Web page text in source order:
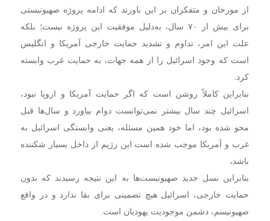
از مورخان و متفکران بر این باورند که ادامه پروژه صهیونیستی
برای بیش از ۷۰ سال، به‌دلیل موفقیت این پروژه نیست؛ بلکه
علت این امر، تداوم و تشدید حمایت خارجی آمریکا و انگلیس
است که وجود اسرائیل را از همه جهات، به حمایت غرب وابسته
کرد.
بنابراین کاملاً روشن است که اگر حمایت آمریکا و اروپا نبود،
اسرائیل چند سال بیشتر نمی‌توانست دوام بیاورد و سال‌ها قبل
محو شده بود، اما خود همین مسئله، یعنی وابستگی اسرائیل به
غرب و آمریکا موجب شده است این رژیم از داخل بسیار شکننده
باشد،
بنابراین نسل جدید صهیونیست‌ها به این نتیجه رسیدند که بدون
حمایت خارجی، اسرائیل هیچ تضمینی برای بقا ندارد و در واقع
صهیونیسم، دشمن موجودیت یهودیان است.